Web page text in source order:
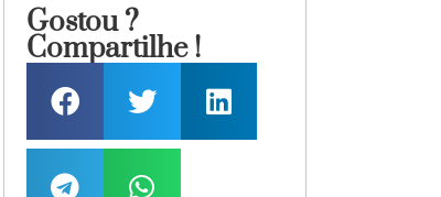
Gostou ?
Compartilhe !